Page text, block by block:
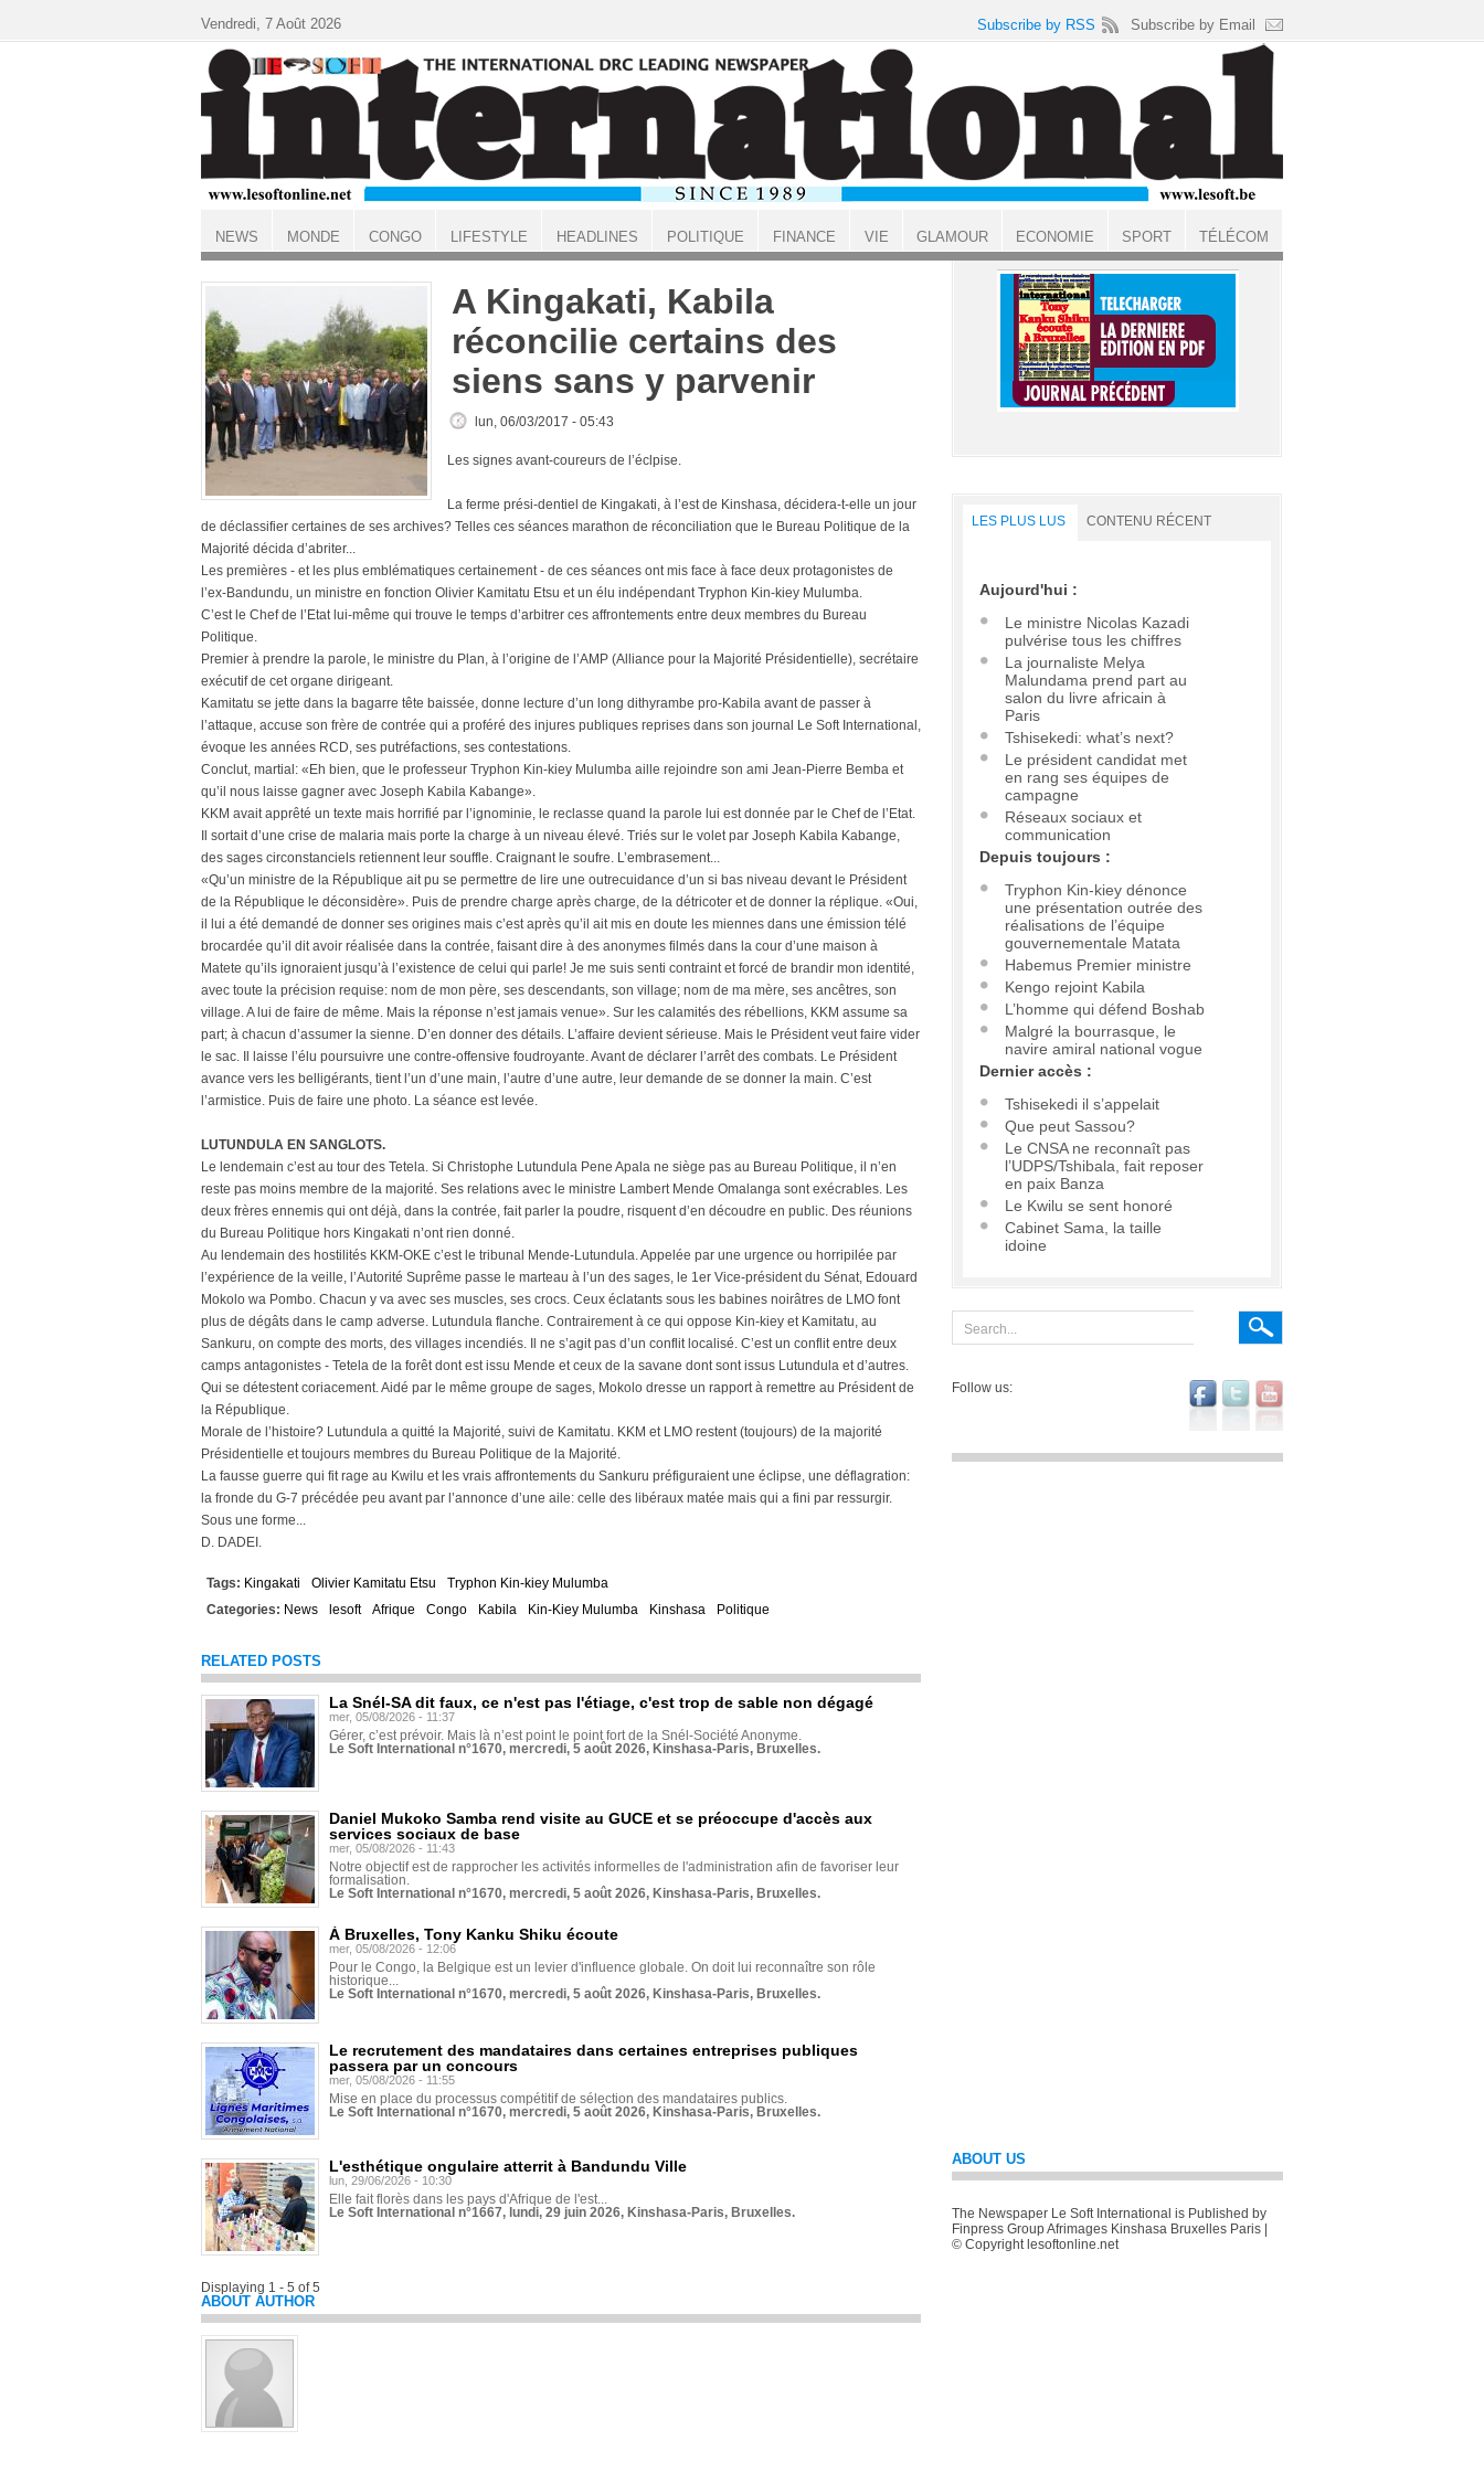
ACCUEIL
A Kingakati, Kabila
réconcilie certains des
siens sans y parvenir
lun, 06/03/2017 - 05:43
Les signes avant-coureurs de l’éclpise.
La ferme prési-dentiel de Kingakati, à l’est de Kinshasa, décidera-t-elle un jour
de déclassifier certaines de ses archives? Telles ces séances marathon de réconciliation que le Bureau Politique de la
Majorité décida d’abriter...
Les premières - et les plus emblématiques certainement - de ces séances ont mis face à face deux protagonistes de
l’ex-Bandundu, un ministre en fonction Olivier Kamitatu Etsu et un élu indépendant Tryphon Kin-kiey Mulumba.
C’est le Chef de l’Etat lui-même qui trouve le temps d’arbitrer ces affrontements entre deux membres du Bureau
Politique.
Premier à prendre la parole, le ministre du Plan, à l’origine de l’AMP (Alliance pour la Majorité Présidentielle), secrétaire
exécutif de cet organe dirigeant.
Kamitatu se jette dans la bagarre tête baissée, donne lecture d’un long dithyrambe pro-Kabila avant de passer à
l’attaque, accuse son frère de contrée qui a proféré des injures publiques reprises dans son journal Le Soft International,
évoque les années RCD, ses putréfactions, ses contestations.
Conclut, martial: «Eh bien, que le professeur Tryphon Kin-kiey Mulumba aille rejoindre son ami Jean-Pierre Bemba et
qu’il nous laisse gagner avec Joseph Kabila Kabange».
KKM avait apprêté un texte mais horrifié par l’ignominie, le reclasse quand la parole lui est donnée par le Chef de l’Etat.
Il sortait d’une crise de malaria mais porte la charge à un niveau élevé. Triés sur le volet par Joseph Kabila Kabange,
des sages circonstanciels retiennent leur souffle. Craignant le soufre. L’embrasement...
«Qu’un ministre de la République ait pu se permettre de lire une outrecuidance d’un si bas niveau devant le Président
de la République le déconsidère». Puis de prendre charge après charge, de la détricoter et de donner la réplique. «Oui,
il lui a été demandé de donner ses origines mais c’est après qu’il ait mis en doute les miennes dans une émission télé
brocardée qu’il dit avoir réalisée dans la contrée, faisant dire à des anonymes filmés dans la cour d’une maison à
Matete qu’ils ignoraient jusqu’à l’existence de celui qui parle! Je me suis senti contraint et forcé de brandir mon identité,
avec toute la précision requise: nom de mon père, ses descendants, son village; nom de ma mère, ses ancêtres, son
village. A lui de faire de même. Mais la réponse n’est jamais venue». Sur les calamités des rébellions, KKM assume sa
part; à chacun d’assumer la sienne. D’en donner des détails. L’affaire devient sérieuse. Mais le Président veut faire vider
le sac. Il laisse l’élu poursuivre une contre-offensive foudroyante. Avant de déclarer l’arrêt des combats. Le Président
avance vers les belligérants, tient l’un d’une main, l’autre d’une autre, leur demande de se donner la main. C’est
l’armistice. Puis de faire une photo. La séance est levée.
LUTUNDULA EN SANGLOTS.
Le lendemain c’est au tour des Tetela. Si Christophe Lutundula Pene Apala ne siège pas au Bureau Politique, il n’en
reste pas moins membre de la majorité. Ses relations avec le ministre Lambert Mende Omalanga sont exécrables. Les
deux frères ennemis qui ont déjà, dans la contrée, fait parler la poudre, risquent d’en découdre en public. Des réunions
du Bureau Politique hors Kingakati n’ont rien donné.
Au lendemain des hostilités KKM-OKE c’est le tribunal Mende-Lutundula. Appelée par une urgence ou horripilée par
l’expérience de la veille, l’Autorité Suprême passe le marteau à l’un des sages, le 1er Vice-président du Sénat, Edouard
Mokolo wa Pombo. Chacun y va avec ses muscles, ses crocs. Ceux éclatants sous les babines noirâtres de LMO font
plus de dégâts dans le camp adverse. Lutundula flanche. Contrairement à ce qui oppose Kin-kiey et Kamitatu, au
Sankuru, on compte des morts, des villages incendiés. Il ne s’agit pas d’un conflit localisé. C’est un conflit entre deux
camps antagonistes - Tetela de la forêt dont est issu Mende et ceux de la savane dont sont issus Lutundula et d’autres.
Qui se détestent coriacement. Aidé par le même groupe de sages, Mokolo dresse un rapport à remettre au Président de
la République.
Morale de l’histoire? Lutundula a quitté la Majorité, suivi de Kamitatu. KKM et LMO restent (toujours) de la majorité
Présidentielle et toujours membres du Bureau Politique de la Majorité.
La fausse guerre qui fit rage au Kwilu et les vrais affrontements du Sankuru préfiguraient une éclipse, une déflagration:
la fronde du G-7 précédée peu avant par l’annonce d’une aile: celle des libéraux matée mais qui a fini par ressurgir.
Sous une forme...
D. DADEI.
Tags: Kingakati Olivier Kamitatu Etsu
Tryphon Kin-kiey Mulumba
Categories: News lesoft Afrique Congo Kabila Kin-Kiey Mulumba Kinshasa Politique
RELATED POSTS
La Snél-SA dit faux, ce n'est pas l'étiage, c'est trop de sable non dégagé
mer, 05/08/2026 - 11:37
Gérer, c’est prévoir. Mais là n’est point le point fort de la Snél-Société Anonyme.
Le Soft International n°1670, mercredi, 5 août 2026, Kinshasa-Paris, Bruxelles.
Daniel Mukoko Samba rend visite au GUCE et se préoccupe d'accès aux
services sociaux de base
mer, 05/08/2026 - 11:43
Notre objectif est de rapprocher les activités informelles de l'administration afin de favoriser leur
formalisation.
Le Soft International n°1670, mercredi, 5 août 2026, Kinshasa-Paris, Bruxelles.
À Bruxelles, Tony Kanku Shiku écoute
mer, 05/08/2026 - 12:06
Pour le Congo, la Belgique est un levier d'influence globale. On doit lui reconnaître son rôle
historique...
Le Soft International n°1670, mercredi, 5 août 2026, Kinshasa-Paris, Bruxelles.
Le recrutement des mandataires dans certaines entreprises publiques
passera par un concours
mer, 05/08/2026 - 11:55
Mise en place du processus compétitif de sélection des mandataires publics.
Le Soft International n°1670, mercredi, 5 août 2026, Kinshasa-Paris, Bruxelles.
L'esthétique ongulaire atterrit à Bandundu Ville
lun, 29/06/2026 - 10:30
Elle fait florès dans les pays d'Afrique de l'est...
Le Soft International n°1667, lundi, 29 juin 2026, Kinshasa-Paris, Bruxelles.
Displaying 1 - 5 of 5
ABOUT AUTHOR
LES PLUS LUS CONTENU RÉCENT
Aujourd'hui :
Le ministre Nicolas Kazadi
pulvérise tous les chiffres
La journaliste Melya
Malundama prend part au
salon du livre africain à
Paris
Tshisekedi: what’s next?
Le président candidat met
en rang ses équipes de
campagne
Réseaux sociaux et
communication
Depuis toujours :
Tryphon Kin-kiey dénonce
une présentation outrée des
réalisations de l’équipe
gouvernementale Matata
Habemus Premier ministre
Kengo rejoint Kabila
L’homme qui défend Boshab
Malgré la bourrasque, le
navire amiral national vogue
Dernier accès :
Tshisekedi il s’appelait
Que peut Sassou?
Le CNSA ne reconnaît pas
l’UDPS/Tshibala, fait reposer
en paix Banza
Le Kwilu se sent honoré
Cabinet Sama, la taille
idoine
Follow us:
ABOUT US
The Newspaper Le Soft International is Published by
Finpress Group Afrimages Kinshasa Bruxelles Paris |
© Copyright lesoftonline.net
Vendredi, 7 Août 2026 Subscribe by RSS Subscribe by Email
NEWS MONDE CONGO LIFESTYLE HEADLINES POLITIQUE FINANCE VIE GLAMOUR ECONOMIE SPORT TÉLÉCOM